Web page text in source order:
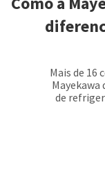
Mais de 16
de